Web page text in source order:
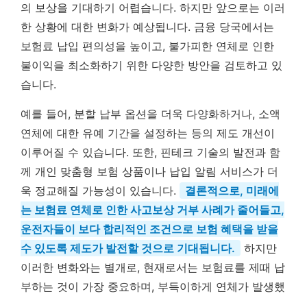
의 보상을 기대하기 어렵습니다. 하지만 앞으로는 이러
한 상황에 대한 변화가 예상됩니다. 금융 당국에서는
보험료 납입 편의성을 높이고, 불가피한 연체로 인한
불이익을 최소화하기 위한 다양한 방안을 검토하고 있
습니다.
예를 들어, 분할 납부 옵션을 더욱 다양화하거나, 소액
연체에 대한 유예 기간을 설정하는 등의 제도 개선이
이루어질 수 있습니다. 또한, 핀테크 기술의 발전과 함
께 개인 맞춤형 보험 상품이나 납입 알림 서비스가 더
욱 정교해질 가능성이 있습니다.
결론적으로, 미래에
는 보험료 연체로 인한 사고보상 거부 사례가 줄어들고,
운전자들이 보다 합리적인 조건으로 보험 혜택을 받을
수 있도록 제도가 발전할 것으로 기대됩니다.
하지만
이러한 변화와는 별개로, 현재로서는 보험료를 제때 납
부하는 것이 가장 중요하며, 부득이하게 연체가 발생했